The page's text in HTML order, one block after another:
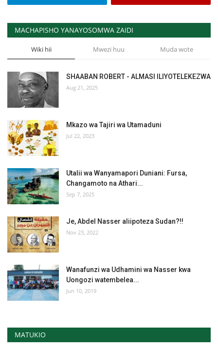
MACHAPISHO YANAYOSOMWA ZAIDI
Wiki hii Mwezi huu Muda wote
SHAABAN ROBERT - ALMASI ILIYOTELEKEZWA
Aug 21, 2025
Mkazo wa Tajiri wa Utamaduni
Jul 22, 2023
Utalii wa Wanyamapori Duniani: Fursa,
Changamoto na Athari...
Sep 7, 2025
Je, Abdel Nasser aliipoteza Sudan?!!
Nov 23, 2022
Wanafunzi wa Udhamini wa Nasser kwa
Uongozi watembelea...
Jun 10, 2019
MATUKIO